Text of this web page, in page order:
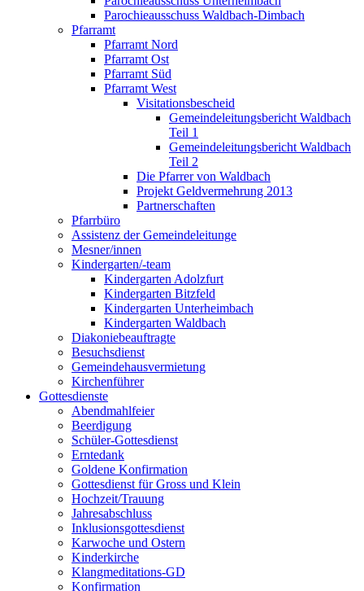
Parochieausschuss Waldbach-Dimbach
Pfarramt
Pfarramt Nord
Pfarramt Ost
Pfarramt Süd
Pfarramt West
Visitationsbescheid
Gemeindeleitungsbericht Waldbach
Teil 1
Gemeindeleitungsbericht Waldbach
Teil 2
Die Pfarrer von Waldbach
Projekt Geldvermehrung 2013
Partnerschaften
Pfarrbüro
Assistenz der Gemeindeleitunge
Mesner/innen
Kindergarten/-team
Kindergarten Adolzfurt
Kindergarten Bitzfeld
Kindergarten Unterheimbach
Kindergarten Waldbach
Diakoniebeauftragte
Besuchsdienst
Gemeindehausvermietung
Kirchenführer
Gottesdienste
Abendmahlfeier
Beerdigung
Schüler-Gottesdienst
Erntedank
Goldene Konfirmation
Gottesdienst für Gross und Klein
Hochzeit/Trauung
Jahresabschluss
Inklusionsgottesdienst
Karwoche und Ostern
Kinderkirche
Klangmeditations-GD
Konfirmation